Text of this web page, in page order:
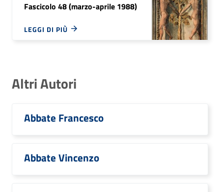
Fascicolo 48 (marzo-aprile 1988)
LEGGI DI PIÙ
Altri Autori
Abbate Francesco
Abbate Vincenzo